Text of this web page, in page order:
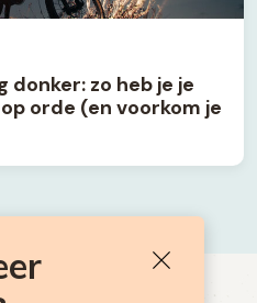
zo heb je je
orde (en voorkom je